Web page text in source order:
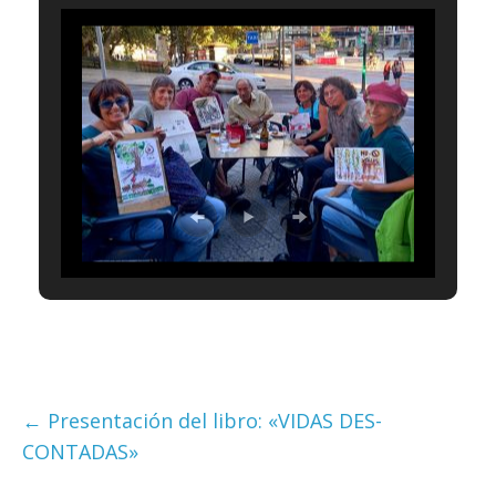
← Presentación del libro: «VIDAS DES-
CONTADAS»